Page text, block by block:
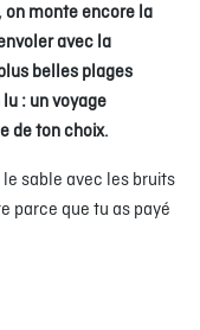
monte encore la
avec la
belles plages
: un voyage
de ton choix.
sable avec les bruits
parce que tu as payé